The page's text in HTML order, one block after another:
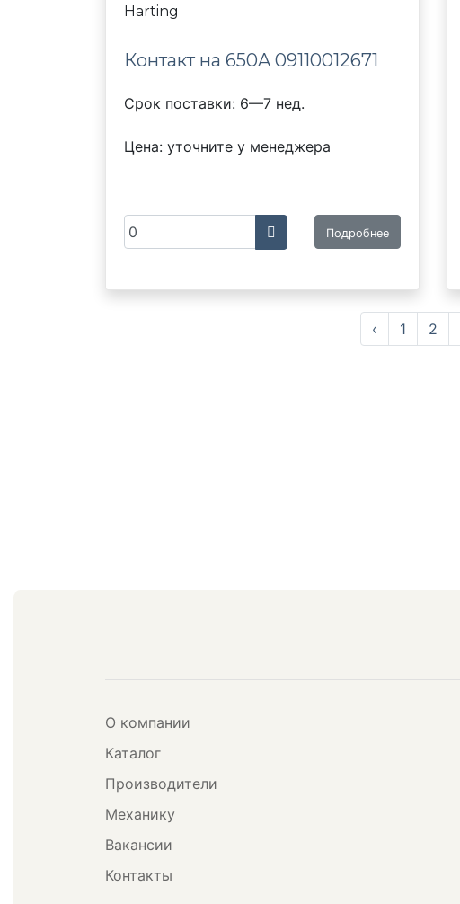
Harting
Контакт на 650A 09110012671
Срок поставки: 6—7 нед.
Цена: уточните у менеджера
Подробнее
‹ 1 2
О компании
Каталог
Производители
Механику
Вакансии
Контакты